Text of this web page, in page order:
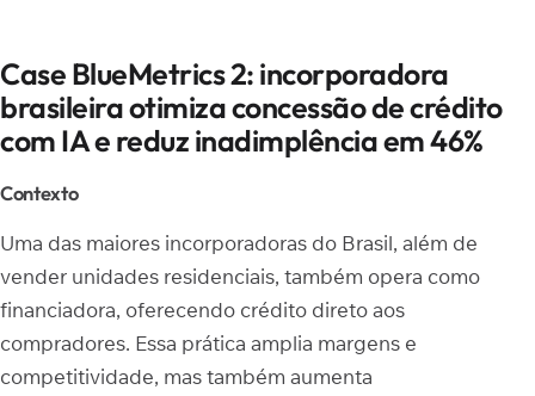
Case BlueMetrics 2: incorporadora
brasileira otimiza concessão de crédito
com IA e reduz inadimplência em 46%
Contexto
Uma das maiores incorporadoras do Brasil, além de
vender unidades residenciais, também opera como
financiadora, oferecendo crédito direto aos
compradores. Essa prática amplia margens e
competitividade, mas também aumenta